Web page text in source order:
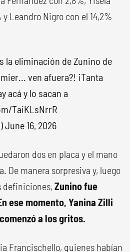
Leandro Nigro con el 14,2%
la eliminación de Zunino de
ven afuera?! ¡Tanta
acá y lo sacan a
TaiKLsNrrR
June 16, 2026
dos en placa y el mano
De manera sorpresiva y, luego
definiciones, Zunino fue
ese momento, Yanina Zilli
a los gritos.
Francischello, quienes habían